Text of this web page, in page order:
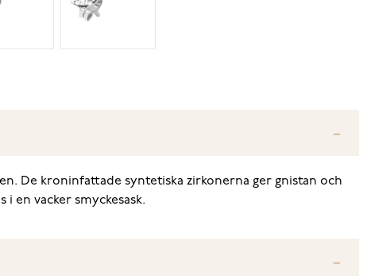
De kroninfattade syntetiska zirkonerna ger gnistan och
en vacker smyckesask.